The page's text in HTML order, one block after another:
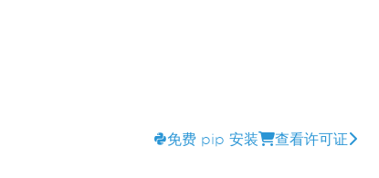
免费 pip 安装 查看许可证